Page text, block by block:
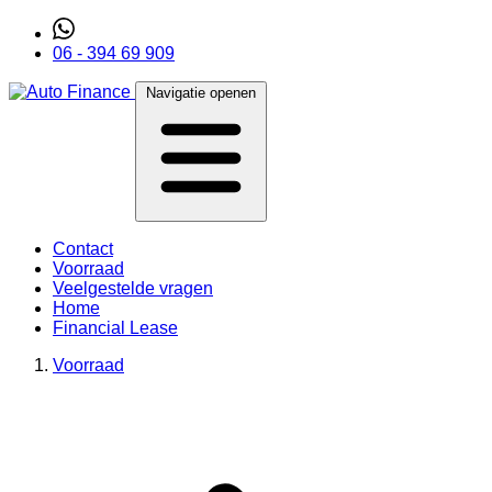
06 - 394 69 909
Navigatie openen
Contact
Voorraad
Veelgestelde vragen
Home
Financial Lease
Voorraad